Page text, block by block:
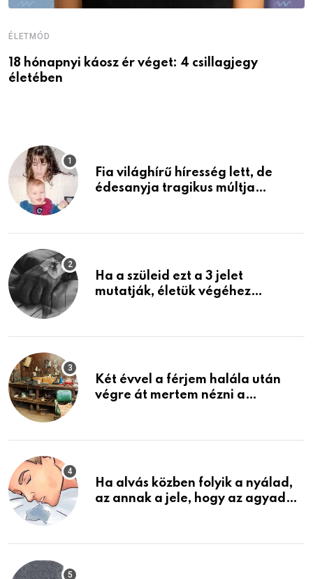
ÉLETMÓD
18 hónapnyi káosz ér véget: 4 csillagjegy
életében
Fia világhírű híresség lett, de
édesanyja tragikus múltja
Ha a szüleid ezt a 3 jelet
mutatják, életük végéhez
Két évvel a férjem halála után
végre át mertem nézni a
életemet
Ha alvás közben folyik a nyálad,
az annak a jele, hogy az agyad…